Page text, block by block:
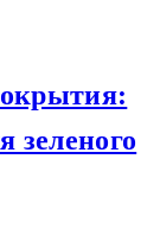
зеленого